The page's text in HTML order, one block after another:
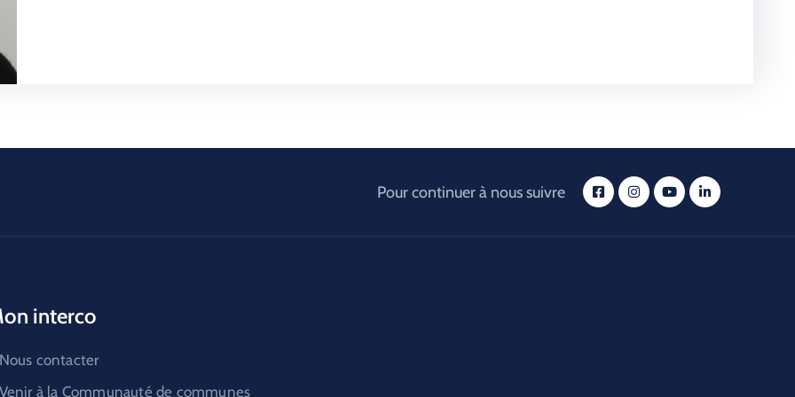
Pour continuer à nous suivre
interco
contacter
à la Communauté de communes